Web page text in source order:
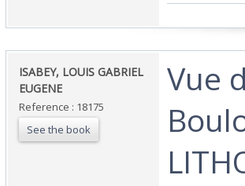
‎ISABEY, LOUIS GABRIEL
EUGENE‎
Reference : 18175
See the book
‎Vue